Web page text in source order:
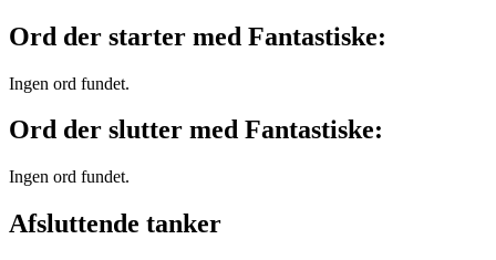
Ord der starter med Fantastiske:
Ingen ord fundet.
Ord der slutter med Fantastiske:
Ingen ord fundet.
Afsluttende tanker